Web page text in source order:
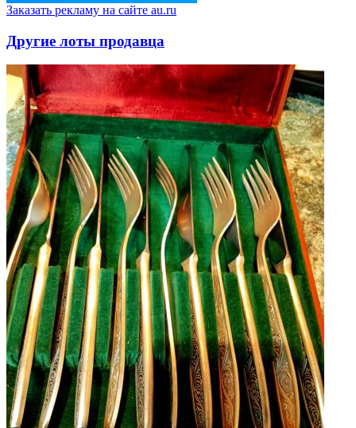
Заказать рекламу на сайте au.ru
Другие лоты продавца